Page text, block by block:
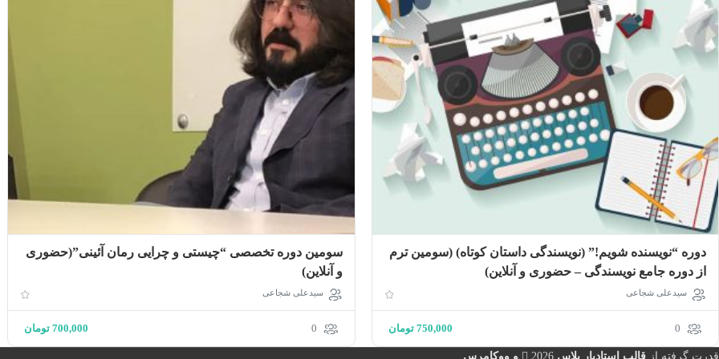
دوره “نویسنده شویم!” (نویسندگی داستان کوتاه) (سومین ترم
از دوره جامع نویسندگی – حضوری و آنلاین)
سیدعلی شجاعی
0
750,000 تومان
سومین دوره تخصصی “چیستی و چرایی رمان آئینی”(حضوری
و آنلاین)
سیدعلی شجاعی
0
700,000 تومان
قدرت گرفته از قالب استادیار پلاس 2026 و ووکامرس